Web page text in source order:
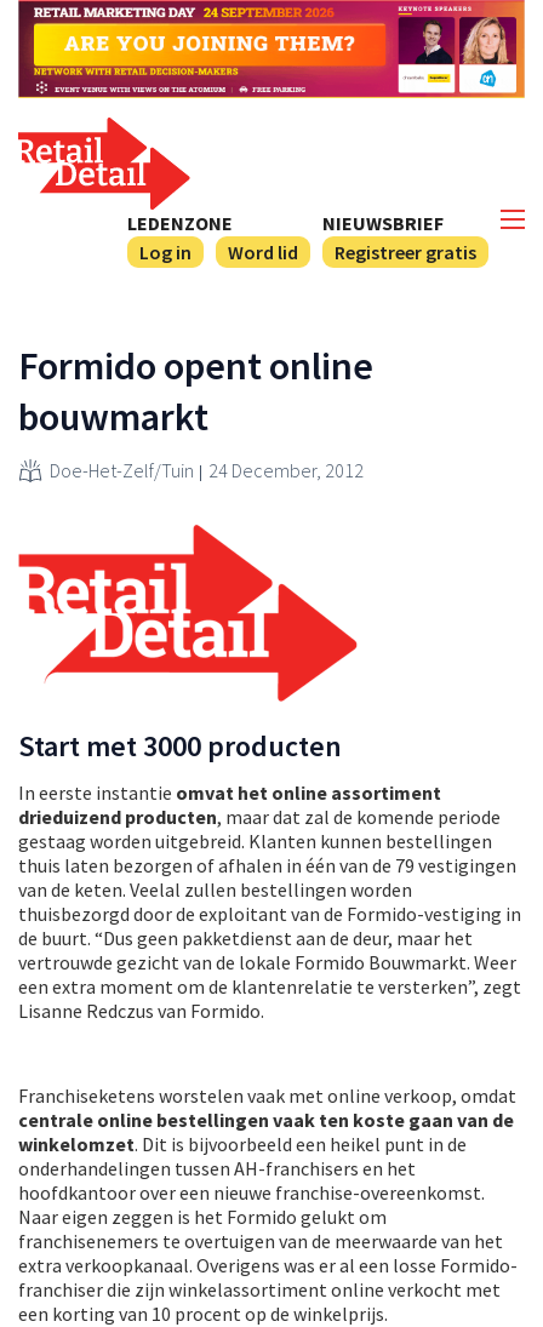
NIEUWSBRIEF
Registreer gratis
LEDENZONE
Log in
Word lid
Formido opent online
bouwmarkt
Doe-Het-Zelf/Tuin 24 December, 2012
Start met 3000 producten
In eerste instantie omvat het online assortiment
drieduizend producten, maar dat zal de komende periode
gestaag worden uitgebreid. Klanten kunnen bestellingen
thuis laten bezorgen of afhalen in één van de 79 vestigingen
van de keten. Veelal zullen bestellingen worden
thuisbezorgd door de exploitant van de Formido-vestiging in
de buurt. “Dus geen pakketdienst aan de deur, maar het
vertrouwde gezicht van de lokale Formido Bouwmarkt. Weer
een extra moment om de klantenrelatie te versterken”, zegt
Lisanne Redczus van Formido.
Franchiseketens worstelen vaak met online verkoop, omdat
centrale online bestellingen vaak ten koste gaan van de
winkelomzet. Dit is bijvoorbeeld een heikel punt in de
onderhandelingen tussen AH-franchisers en het
hoofdkantoor over een nieuwe franchise-overeenkomst.
Naar eigen zeggen is het Formido gelukt om
franchisenemers te overtuigen van de meerwaarde van het
extra verkoopkanaal. Overigens was er al een losse Formido-
franchiser die zijn winkelassortiment online verkocht met
een korting van 10 procent op de winkelprijs.